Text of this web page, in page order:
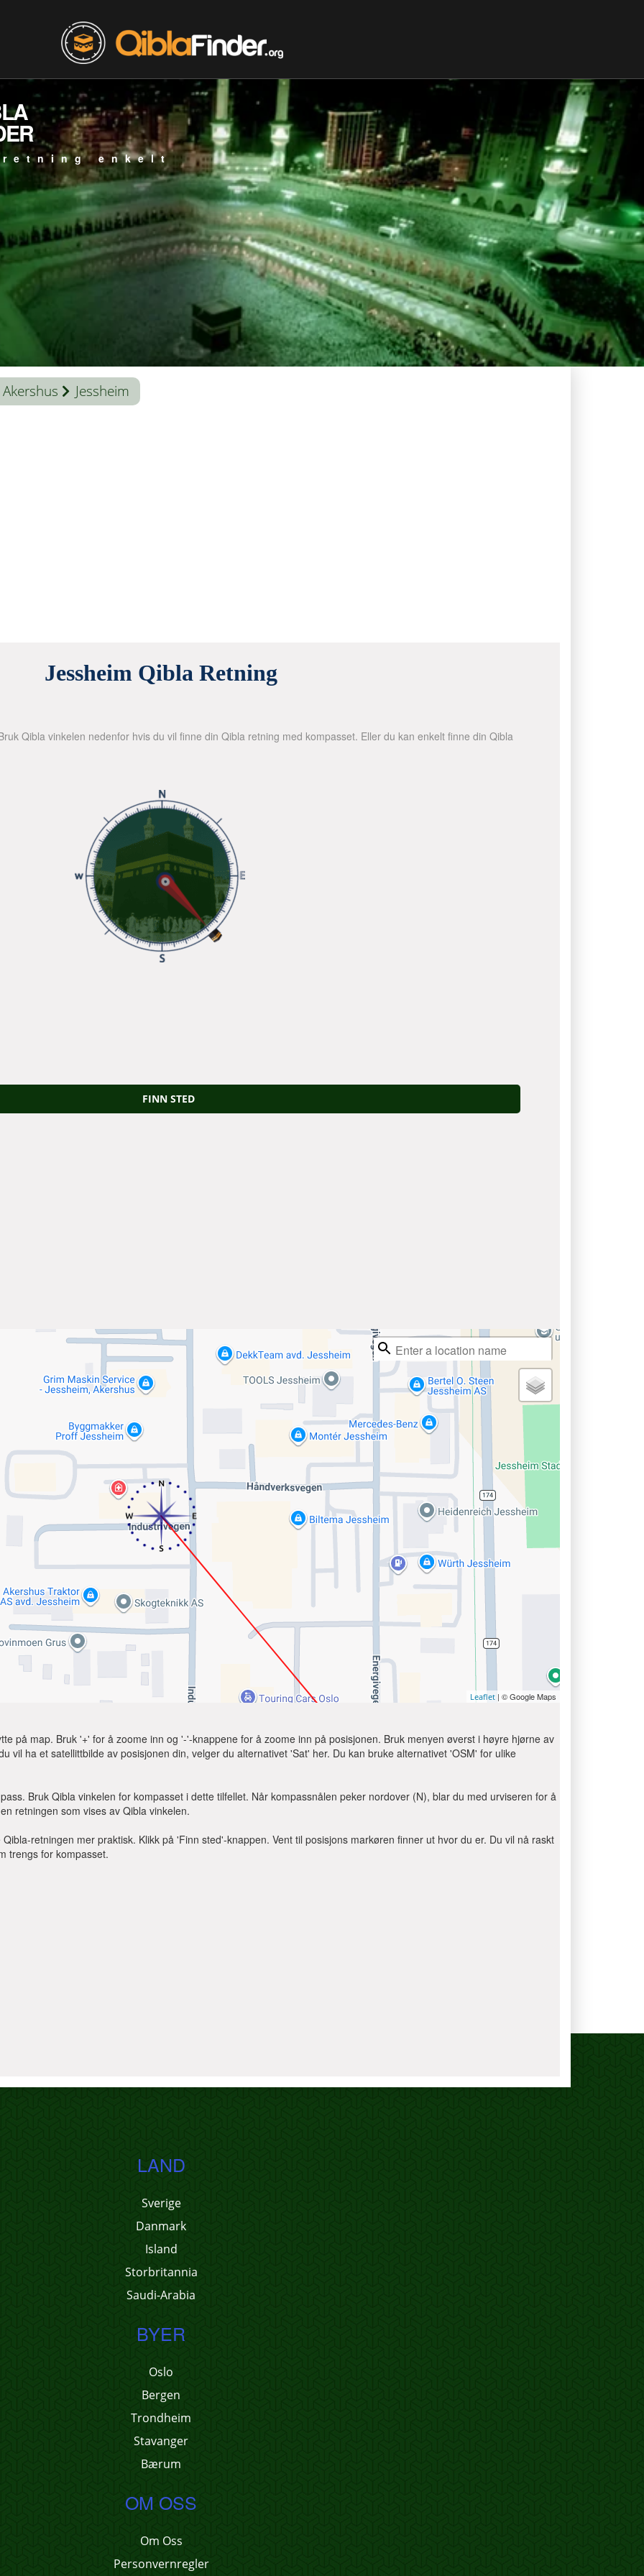
enkelt
Akershus Jessheim
Jessheim Qibla Retning
Qibla vinkelen nedenfor hvis du vil finne din Qibla retning med kompasset. Eller du kan enkelt finne din Qibla
FINN STED
Leaflet | © Google Maps
på map. Bruk '+' for å zoome inn og '-'-knappene for å zoome inn på posisjonen. Bruk menyen øverst i høyre hjørne av
vil ha et satellittbilde av posisjonen din, velger du alternativet 'Sat' her. Du kan bruke alternativet 'OSM' for ulike
Bruk Qibla vinkelen for kompasset i dette tilfellet. Når kompassnålen peker nordover (N), blar du med urviseren for å
retningen som vises av Qibla vinkelen.
retningen mer praktisk. Klikk på 'Finn sted'-knappen. Vent til posisjons markøren finner ut hvor du er. Du vil nå raskt
trengs for kompasset.
LAND
Sverige
Danmark
Island
Storbritannia
Saudi-Arabia
BYER
Oslo
Bergen
Trondheim
Stavanger
Bærum
OM OSS
Om Oss
Personvernregler